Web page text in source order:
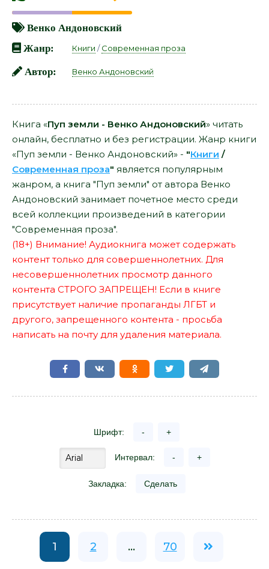
Венко Андоновский
Жанр:
Книги /Современная проза
Автор: Венко Андоновский
Книга «Пуп земли - Венко Андоновский» читать
онлайн, бесплатно и без регистрации. Жанр книги
«Пуп земли - Венко Андоновский» - "Книги /
Современная проза" является популярным
жанром, а книга "Пуп земли" от автора Венко
Андоновский занимает почетное место среди
всей коллекции произведений в категории
"Современная проза".
(18+) Внимание! Аудиокнига может содержать
контент только для совершеннолетних. Для
несовершеннолетних просмотр данного
контента СТРОГО ЗАПРЕЩЕН! Если в книге
присутствует наличие пропаганды ЛГБТ и
другого, запрещенного контента - просьба
написать на почту для удаления материала.
Шрифт: - +
Интервал: - +
Закладка: Сделать
1 2 ... 70